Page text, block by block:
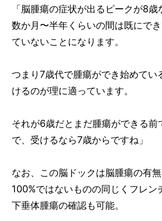
「脳腫瘍の症状が出るピークが8
数か月〜半年くらいの間は既にで
ていないことになります。
つまり7歳代で腫瘍ができ始めてい
けるのが理に適っています。
それが6歳だとまだ腫瘍ができる前
で、受けるなら7歳からですね」
なお、この脳ドックは脳腫瘍の有無
100%ではないものの同じくフレン
下垂体腫瘍の確認も可能。